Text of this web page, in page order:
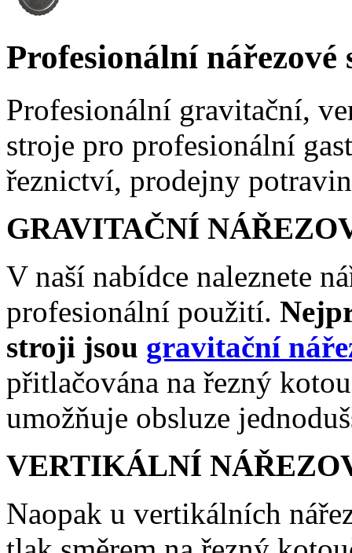
Profesionální nářezové
Profesionální gravitační,
stroje pro profesionální
řeznictví, prodejny
GRAVITAČNÍ
V naší nabídce naleznete
profesionální použití.
stroji jsou gravitační
přitlačována na řezný
umožňuje obsluze
VERTIKÁLNÍ
Naopak u vertikálních